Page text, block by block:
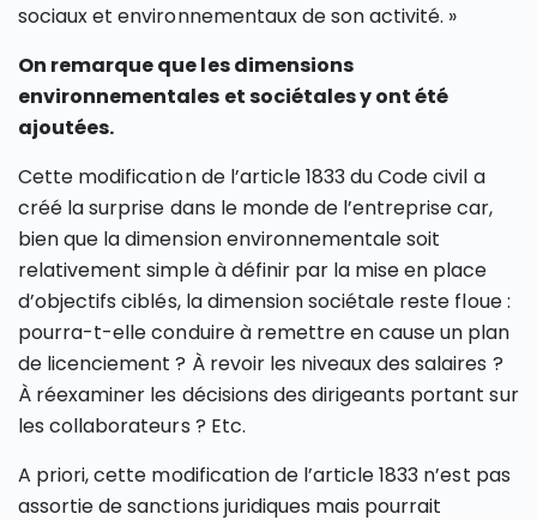
sociaux et environnementaux de son activité. »
On remarque que les dimensions
environnementales et sociétales y ont été
ajoutées.
Cette modification de l’article 1833 du Code civil a
créé la surprise dans le monde de l’entreprise car,
bien que la dimension environnementale soit
relativement simple à définir par la mise en place
d’objectifs ciblés, la dimension sociétale reste floue :
pourra-t-elle conduire à remettre en cause un plan
de licenciement ? À revoir les niveaux des salaires ?
À réexaminer les décisions des dirigeants portant sur
les collaborateurs ? Etc.
A priori, cette modification de l’article 1833 n’est pas
assortie de sanctions juridiques mais pourrait